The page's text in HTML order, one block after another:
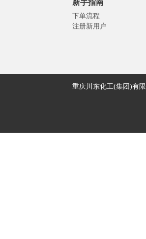
新手指南
下单流程
注册新用户
重庆川东化工(集团)有